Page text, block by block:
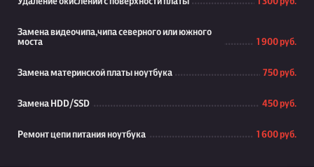
Замена видеочипа,чипа северного или южного
моста
1 900 руб.
Замена материнской платы ноутбука 750 руб.
Замена HDD/SSD 450 руб.
Ремонт цепи питания ноутбука 1 600 руб.